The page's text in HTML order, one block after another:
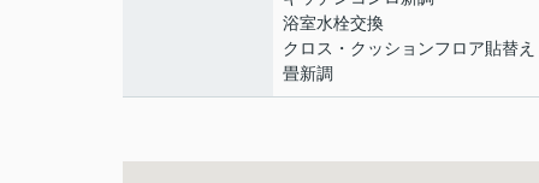
浴室水栓交換
クロス・クッションフロア貼替え
畳新調